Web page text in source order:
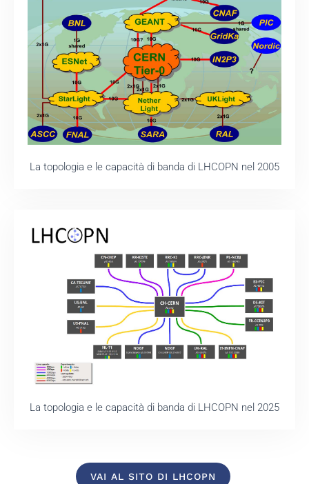
La topologia e le capacità di banda di LHCOPN nel 2005
La topologia e le capacità di banda di LHCOPN nel 2025
VAI AL SITO DI LHCOPN